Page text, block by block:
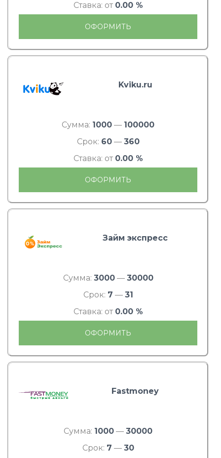
Ставка: от 0.00 %
ОФОРМИТЬ
Kviku.ru
Сумма: 1000 — 100000
Срок: 60— 360
Ставка: от 0.00 %
ОФОРМИТЬ
Займ экспресс
Сумма: 3000— 30000
Срок: 7 — 31
Ставка: от 0.00 %
ОФОРМИТЬ
Fastmoney
Сумма: 1000 — 30000
Срок: 7 — 30